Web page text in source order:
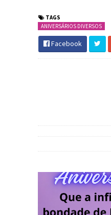
TAGS
ANIVERSÁRIOS DIVERSOS
Facebook